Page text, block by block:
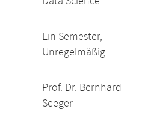
Ein Semester,
Unregelmäßig
Prof. Dr. Bernhard
Seeger